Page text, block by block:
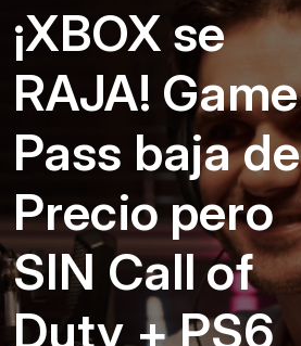
¡XBOX se
RAJA! Game
Pass baja de
Precio pero
SIN Call of
Duty + PS6